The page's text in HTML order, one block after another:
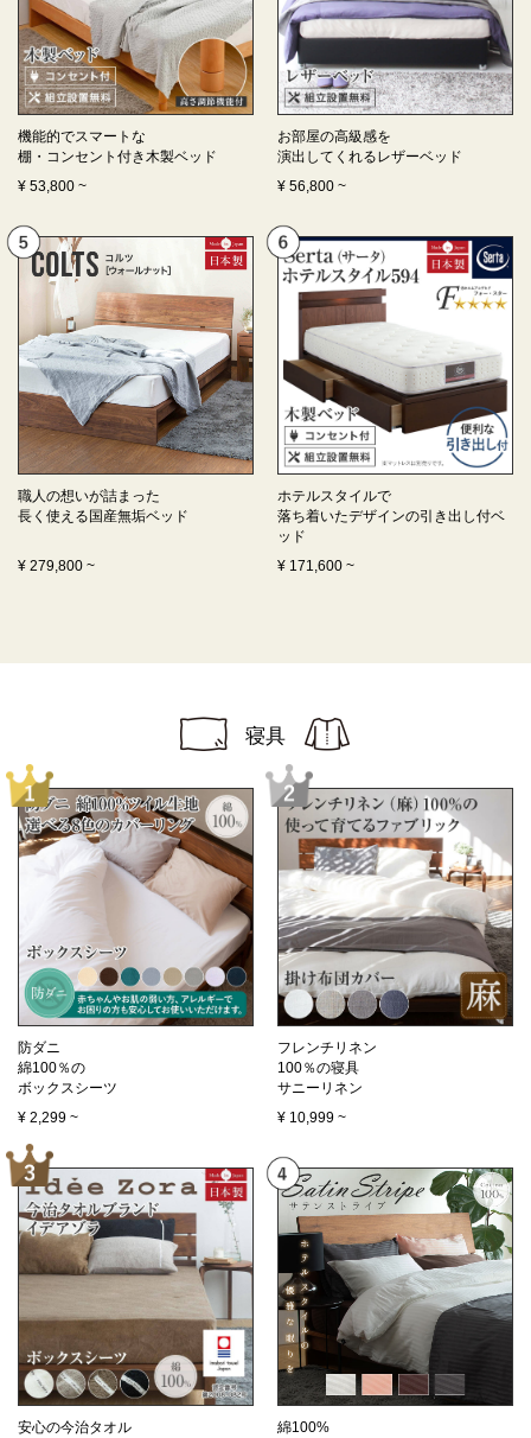
機能的でスマートな
棚・コンセント付き木製ベッド
¥ 53,800 ~
お部屋の高級感を
演出してくれるレザーベッド
¥ 56,800 ~
職人の想いが詰まった
長く使える 国産無垢ベッド
¥ 279,800 ~
ホテルスタイルで
落ち着いたデザインの引き出し付ベ
ッド
¥ 171,600 ~
寝具
防ダニ
綿100％の
ボックスシーツ
¥ 2,299 ~
フレンチリネン
100％の寝具
サニーリネン
¥ 10,999 ~
安心の今治タオル
綿100%